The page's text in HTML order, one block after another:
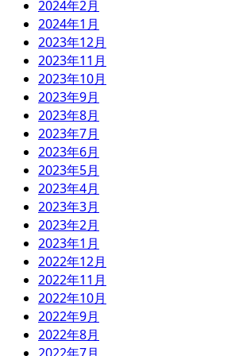
2024年2月
2024年1月
2023年12月
2023年11月
2023年10月
2023年9月
2023年8月
2023年7月
2023年6月
2023年5月
2023年4月
2023年3月
2023年2月
2023年1月
2022年12月
2022年11月
2022年10月
2022年9月
2022年8月